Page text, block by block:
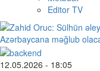
Editor TV
12.05.2026 - 18:05